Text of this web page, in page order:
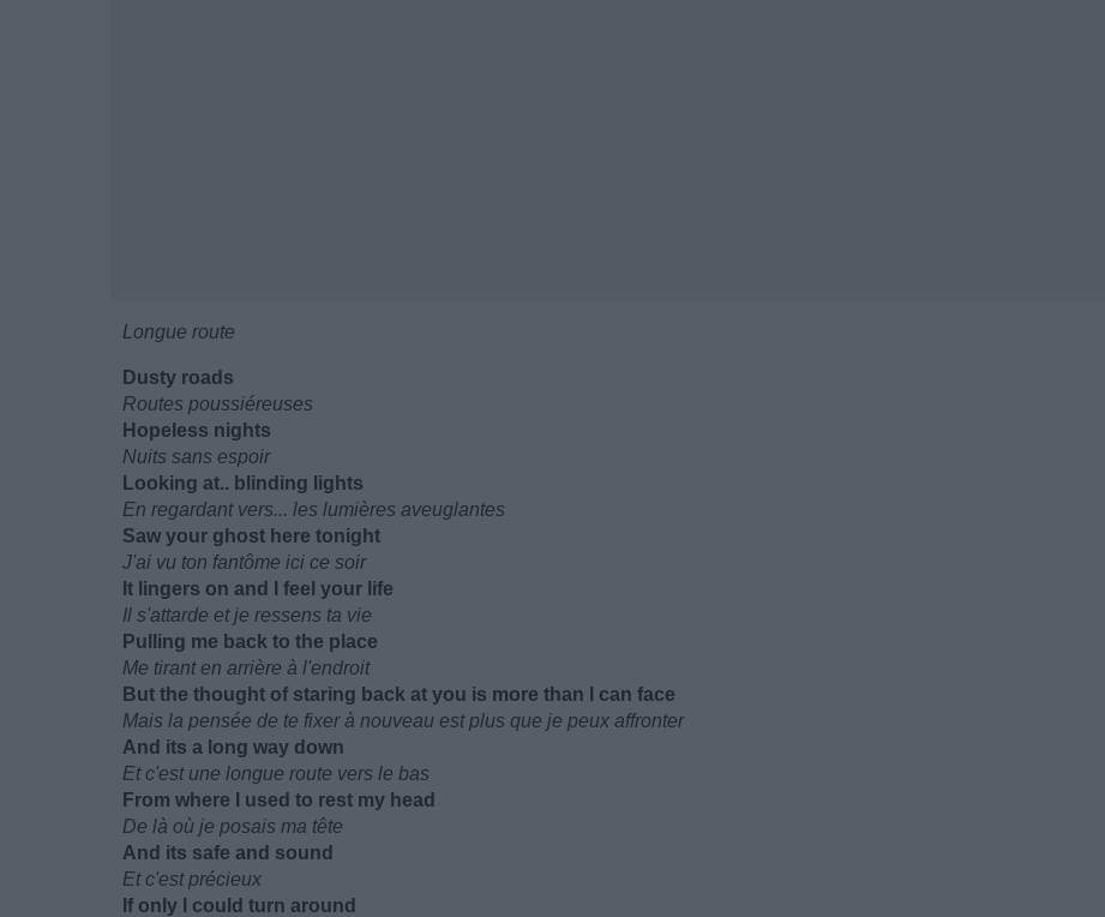
Longue route
Dusty roads
Routes poussiéreuses
Hopeless nights
Nuits sans espoir
Looking at.. blinding lights
En regardant vers... les lumières aveuglantes
Saw your ghost here tonight
J'ai vu ton fantôme ici ce soir
It lingers on and I feel your life
Il s'attarde et je ressens ta vie
Pulling me back to the place
Me tirant en arrière à l'endroit
But the thought of staring back at you is more than I can face
Mais la pensée de te fixer à nouveau est plus que je peux affronter
And its a long way down
Et c'est une longue route vers le bas
From where I used to rest my head
De là où je posais ma tête
And its safe and sound
Et c'est précieux
If only I could turn around